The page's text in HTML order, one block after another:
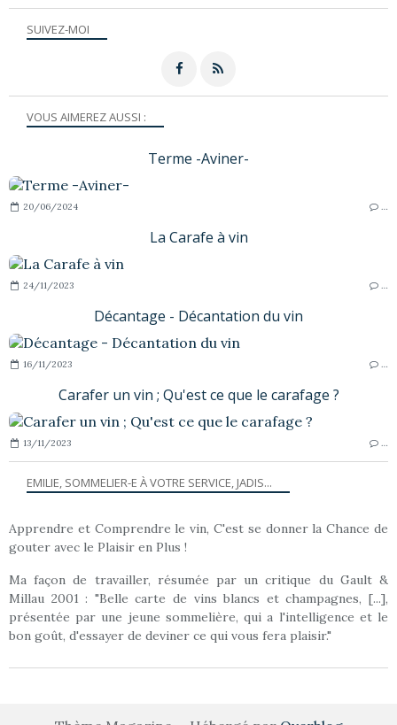
SUIVEZ-MOI
VOUS AIMEREZ AUSSI :
Terme -Aviner-
20/06/2024
La Carafe à vin
24/11/2023
Décantage - Décantation du vin
16/11/2023
Carafer un vin ; Qu'est ce que le carafage ?
13/11/2023
EMILIE, SOMMELIER-E À VOTRE SERVICE, JADIS...
Apprendre et Comprendre le vin, C'est se donner la Chance de
gouter avec le Plaisir en Plus !
Ma façon de travailler, résumée par un critique du Gault &
Millau 2001 : "Belle carte de vins blancs et champagnes, [...],
présentée par une jeune sommelière, qui a l'intelligence et le
bon goût, d'essayer de deviner ce qui vous fera plaisir."